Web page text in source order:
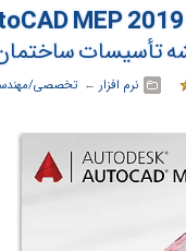
تأسیسات
نرم افزار ← ‏تخصصی/